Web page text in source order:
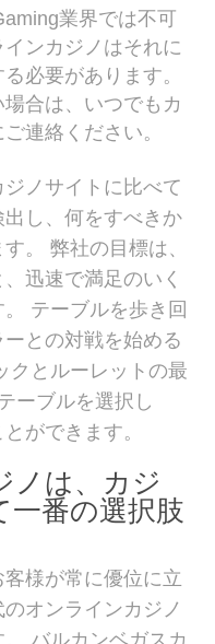
業界では不可
ンカジノはそれに
必要があります。
合は、いつでもカ
連絡ください。
ノサイトに比べて
し、何をすべきか
。 弊社の目標は、
迅速で満足のいく
テーブルを歩き回
との対戦を始める
クとルーレットの最
ーブルを選択し
ができます。
ノは、カジ
一番の選択肢
様が常に優位に立
オンラインカジノ
バルカンベガスカ